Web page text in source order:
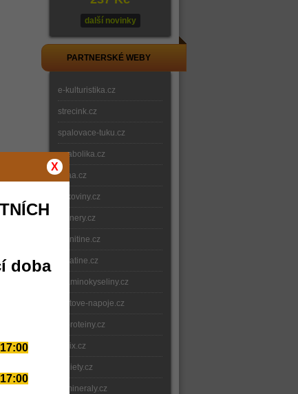
další novinky
PARTNERSKÉ WEBY
e-kulturistika.cz
strecink.cz
spalovace-tuku.cz
anabolika.cz
bcaa.cz
bilkoviny.cz
gainery.cz
carnitine.cz
creatine.cz
e-aminokyseliny.cz
iontove-napoje.cz
e-proteiny.cz
nitrix.cz
e-diety.cz
e-mineraly.cz
X
doba